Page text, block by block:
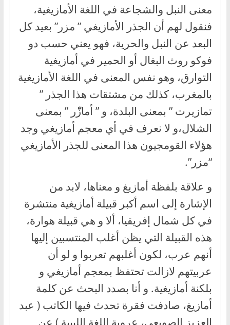
معنى النبل والشجاعة في اللغة الأمازيغية،
فنقول لهم أن الجذر الأمازيغي ” مزر” بعيد كل
البعد عن النبل والحرية، فهو يعني حسب دو
فوكو روث البغال أو الحمير في أمازيغية
التوارق، وهو نفس المعنى في اللغة الأمازيغية
بالمغرب، كذلك من مشتقات هذا الجذر ”
تمازيرت ” بمعنى البلدة، و ” أمازّْر ” بمعنى
الشلال،و لا نعرف في أي معجم أمازيغي وجد
هؤلاء القومجيون هذا المعنى للجذر الأمازيغي
“مزر”.
و علاقة بلفظة أمازيغ و معناها، لابد من
الإشارة إلى اسم أكبر قبيلة أمازيغية منتشرة
في كل شمال إفريقيا، ألا و هي قبيلة هوارة،
هذه القبيلة التي يظن أغلب المنتسبين إليها
أنهم عرب، لكون أغلبهم تعربوا و لو أن
عربيتهم لازالت تحتفظ بمعجم أمازيغي و
بلكنة أمازيغية. و أنا بصدد البحث عن كلمة
أمازيغ، صادفت فقرة تحدث فيها الكاتب ( عبد
العزيز الصويعي، عروبة اللغة الليبية ) عن